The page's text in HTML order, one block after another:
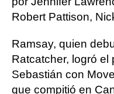
Robert Pattison,
Ramsay, quien
Ratcatcher, logró el
Sebastián con
que compitió en